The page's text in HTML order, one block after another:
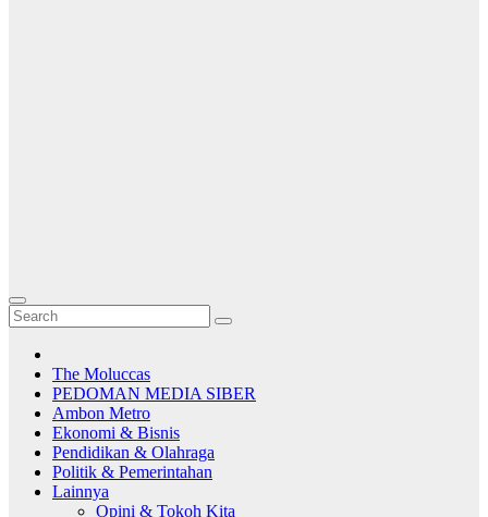
The Moluccas
PEDOMAN MEDIA SIBER
Ambon Metro
Ekonomi & Bisnis
Pendidikan & Olahraga
Politik & Pemerintahan
Lainnya
Opini & Tokoh Kita